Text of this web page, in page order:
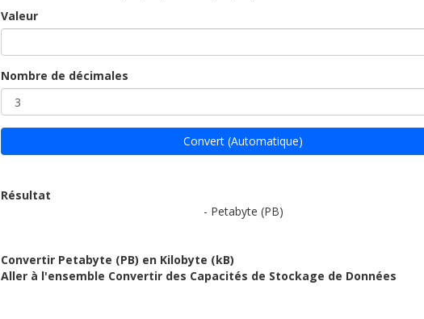
Valeur
Nombre de décimales
Convert (Automatique)
Résultat
- Petabyte (PB)
Convertir Petabyte (PB) en Kilobyte (kB)
Aller à l'ensemble Convertir des Capacités de Stockage de Données